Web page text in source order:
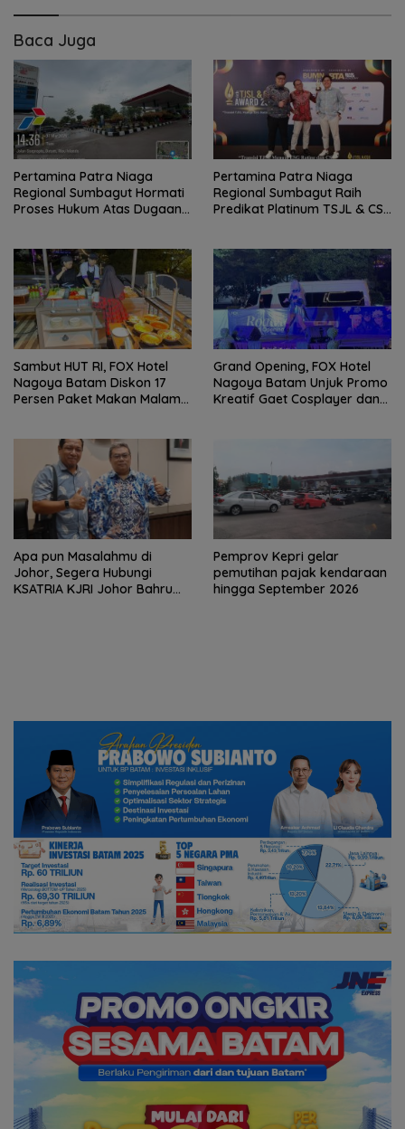
Baca Juga
Pertamina Patra Niaga
Regional Sumbagut Hormati
Proses Hukum Atas Dugaan
Pertamina Patra Niaga
Regional Sumbagut Raih
Predikat Platinum TSJL & CSR
Sambut HUT RI, FOX Hotel
Nagoya Batam Diskon 17
Persen Paket Makan Malam
Grand Opening, FOX Hotel
Nagoya Batam Unjuk Promo
Kreatif Gaet Cosplayer dan
Apa pun Masalahmu di
Johor, Segera Hubungi
KSATRIA KJRI Johor Bahru
Pemprov Kepri gelar
pemutihan pajak kendaraan
hingga September 2026